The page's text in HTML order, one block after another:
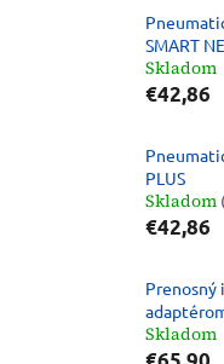
SMART
Skladom
€42,86
PLUS
Skladom
€42,86
Prenosný
Skladom